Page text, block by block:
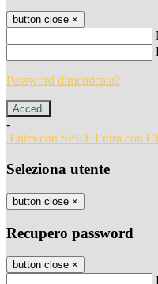
button close ×
Password dimenticata?
-
Entra con SPID Entra con
Seleziona utente
button close ×
Recupero password
button close ×